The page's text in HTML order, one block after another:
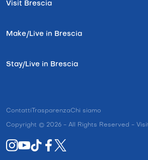
Visit Brescia
Make/Live in Brescia
Stay/Live in Brescia
Contatti TrasparenzaChi siamo
Copyright © 2026 - All Rights Reserved -